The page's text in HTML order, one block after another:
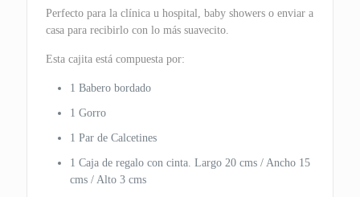
Perfecto para la clínica u hospital, baby showers o enviar a
casa para recibirlo con lo más suavecito.
Esta cajita está compuesta por:
1 Babero bordado
1 Gorro
1 Par de Calcetines
1 Caja de regalo con cinta. Largo 20 cms / Ancho 15
cms / Alto 3 cms